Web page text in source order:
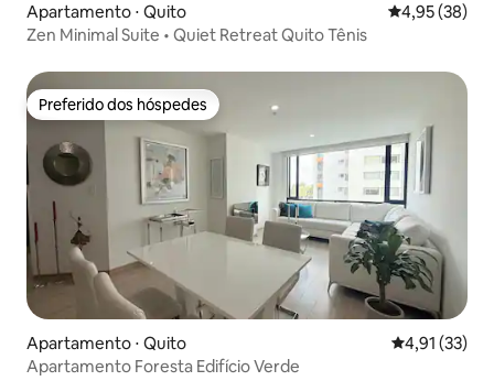
Apartamento ⋅ Quito 4,95 de uma
4,95 (38)
Zen Minimal Suite • Quiet Retreat Quito Tênis
Preferido dos hóspedes
Preferido dos hóspedes
Apartamento ⋅ Quito 4,91 de uma
4,91 (33)
Apartamento Foresta Edifício Verde